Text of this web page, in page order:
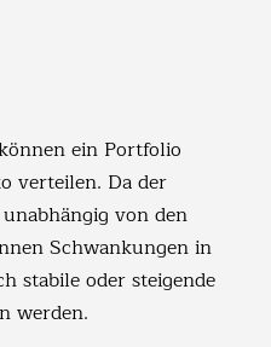
ein Portfolio
verteilen. Da der
von den
Schwankungen in
stabile oder steigende
werden.